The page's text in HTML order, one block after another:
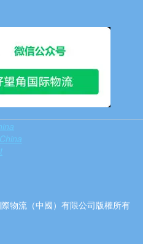
物流（中國）有限公司版權所有